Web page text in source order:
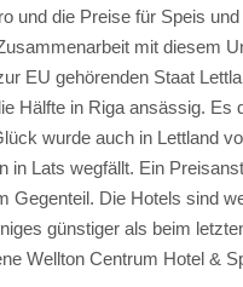
und die Preise für Speis
mit diesem
EU gehörenden Staat
Hälfte in Riga ansässig. Es
wurde auch in Lettland
in Lats wegfällt. Ein
Gegenteil. Die Hotels sind
günstiger als beim
Wellton Centrum Hotel &